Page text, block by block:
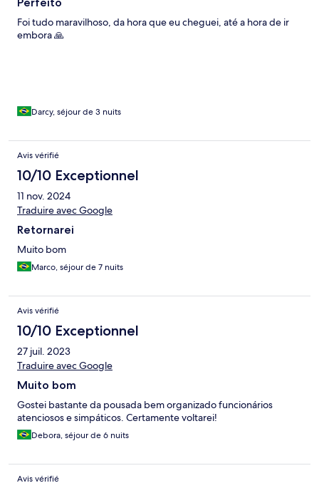
Foi tudo maravilhoso, da hora que eu cheguei, até a hora de ir
embora 🙏
Darcy, séjour de 3 nuits
Avis vérifié
10/10 Exceptionnel
11 nov. 2024
Traduire avec Google
Retornarei
Muito bom
Marco, séjour de 7 nuits
Avis vérifié
10/10 Exceptionnel
27 juil. 2023
Traduire avec Google
Muito bom
Gostei bastante da pousada bem organizado funcionários
atenciosos e simpáticos. Certamente voltarei!
Debora, séjour de 6 nuits
Avis vérifié